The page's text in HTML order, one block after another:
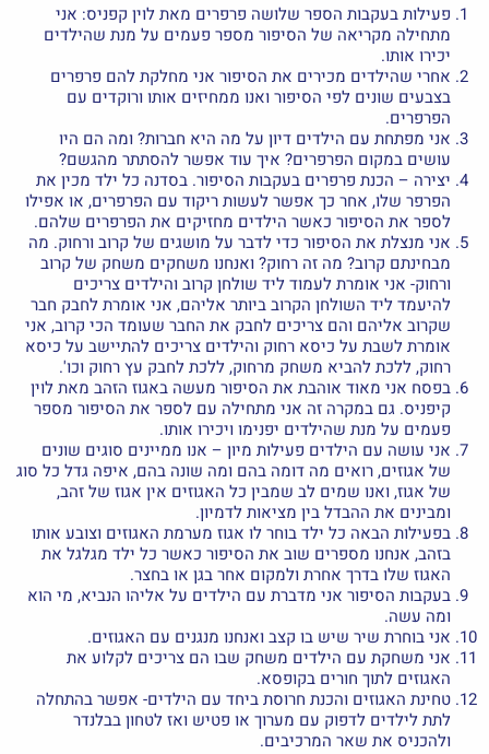
פעילות בעקבות הספר שלושה פרפרים מאת לוין קפניס: אני
מתחילה מקריאה של הסיפור מספר פעמים על מנת שהילדים
יכירו אותו.
אחרי שהילדים מכירים את הסיפור אני מחלקת להם פרפרים
בצבעים שונים לפי הסיפור ואנו ממחיזים אותו ורוקדים עם
הפרפרים.
אני מפתחת עם הילדים דיון על מה היא חברות? ומה הם היו
עושים במקום הפרפרים? איך עוד אפשר להסתתר מהגשם?
יצירה – הכנת פרפרים בעקבות הסיפור. בסדנה כל ילד מכין את
הפרפר שלו, אחר כך אפשר לעשות ריקוד עם הפרפרים, או אפילו
לספר את הסיפור כאשר הילדים מחזיקים את הפרפרים שלהם.
אני מנצלת את הסיפור כדי לדבר על מושגים של קרוב ורחוק. מה
מבחינתם קרוב? מה זה רחוק? ואנחנו משחקים משחק של קרוב
ורחוק- אני אומרת לעמוד ליד שולחן קרוב והילדים צריכים
להיעמד ליד השולחן הקרוב ביותר אליהם, אני אומרת לחבק חבר
שקרוב אליהם והם צריכים לחבק את החבר שעומד הכי קרוב, אני
אומרת לשבת על כיסא רחוק והילדים צריכים להתיישב על כיסא
רחוק, ללכת להביא משחק מרחוק, ללכת לחבק עץ רחוק וכו'.
בפסח אני מאוד אוהבת את הסיפור מעשה באגוז הזהב מאת לוין
קיפניס. גם במקרה זה אני מתחילה עם לספר את הסיפור מספר
פעמים על מנת שהילדים יפנימו ויכירו אותו.
אני עושה עם הילדים פעילות מיון – אנו ממיינים סוגים שונים
של אגוזים, רואים מה דומה בהם ומה שונה בהם, איפה גדל כל סוג
של אגוז, ואנו שמים לב שמבין כל האגוזים אין אגוז של זהב,
ומבינים את ההבדל בין מציאות לדמיון.
בפעילות הבאה כל ילד בוחר לו אגוז מערמת האגוזים וצובע אותו
בזהב, אנחנו מספרים שוב את הסיפור כאשר כל ילד מגלגל את
האגוז שלו בדרך אחרת ולמקום אחר בגן או בחצר.
בעקבות הסיפור אני מדברת עם הילדים על אליהו הנביא, מי הוא
ומה עשה.
אני בוחרת שיר שיש בו קצב ואנחנו מנגנים עם האגוזים.
אני משחקת עם הילדים משחק שבו הם צריכים לקלוע את
האגוזים לתוך חורים בקופסא.
טחינת האגוזים והכנת חרוסת ביחד עם הילדים- אפשר בהתחלה
לתת לילדים לדפוק עם מערוך או פטיש ואז לטחון בבלנדר
ולהכניס את שאר המרכיבים.